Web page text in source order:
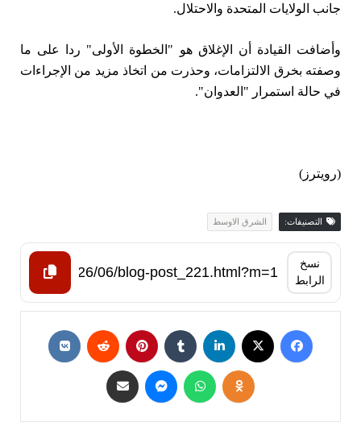
جانب ‌الولايات المتحدة والاحتلال.
وأضافت القيادة أن ⁠الإغلاق ‌هو "الخطوة الأولى" ردا على ما
وصفته بخرق الالتزامات، وحذرت من اتخاذ مزيد ‌من الإجراءات
⁠في حالة استمرار "العدوان".
(رويترز)
التصنيفات: الشرق الاوسط
نسخ
الرابط